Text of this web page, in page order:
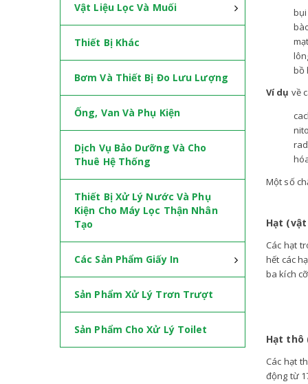
bụi
bồ
Ví dụ về
Một số
Hạt
Các hạt
hết các
ba kích
Hạt thô
Các hạt
động từ
Vật Liệu Lọc Và Muối
Thiết Bị Khác
Bơm Và Thiết Bị Đo Lưu Lượng
Ống, Van Và Phụ Kiện
Dịch Vụ Bảo Dưỡng Và Cho
Thuê Hệ Thống
Thiết Bị Xử Lý Nước Và Phụ
Kiện Cho Máy Lọc Thận Nhân
Tạo
Các Sản Phẩm Giấy In
Sản Phẩm Xử Lý Trơn Trượt
Sản Phẩm Cho Xử Lý Toilet